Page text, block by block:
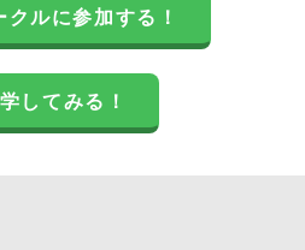
クルに参加する！
してみる！